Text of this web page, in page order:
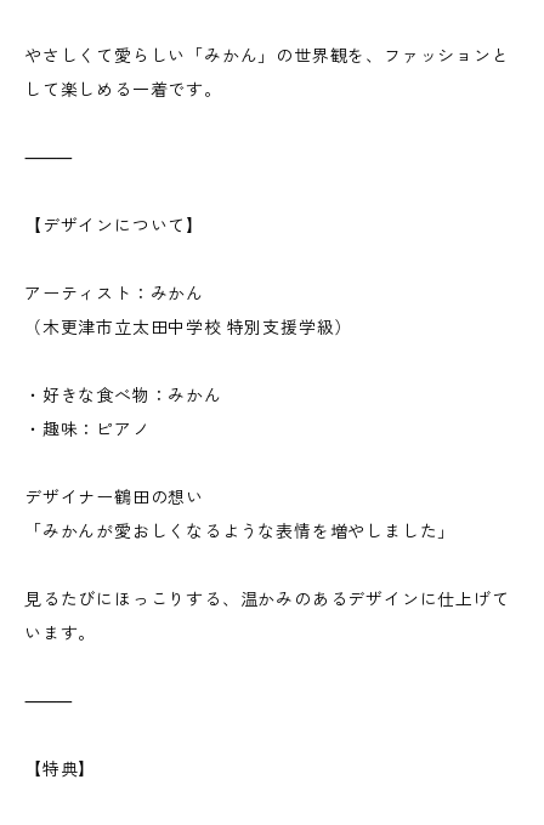
やさしくて愛らしい「みかん」の世界観を、ファッションと
して楽しめる一着です。
⸻
【デザインについて】
アーティスト：みかん
（木更津市立太田中学校 特別支援学級）
・好きな食べ物：みかん
・趣味：ピアノ
デザイナー鶴田の想い
「みかんが愛おしくなるような表情を増やしました」
見るたびにほっこりする、温かみのあるデザインに仕上げて
います。
⸻
【特典】